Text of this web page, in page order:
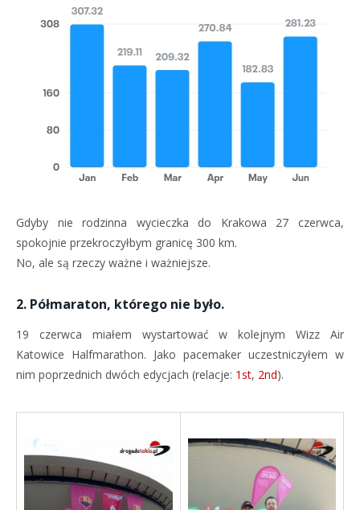
Gdyby nie rodzinna wycieczka do Krakowa 27 czerwca,
spokojnie przekroczyłbym granicę 300 km.
No, ale są rzeczy ważne i ważniejsze.
2. Półmaraton, którego nie było.
19 czerwca miałem wystartować w kolejnym Wizz Air
Katowice Halfmarathon. Jako pacemaker uczestniczyłem w
nim poprzednich dwóch edycjach (relacje: 1st, 2nd).